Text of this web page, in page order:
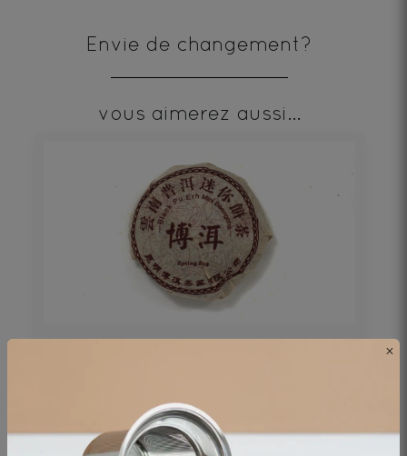
Envie de changement?
vous aimerez aussi...
Thé noir - Origine Chine
×